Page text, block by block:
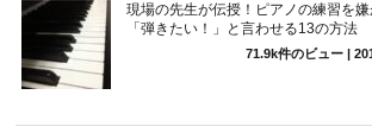
現場の先生が伝授！ピアノの練習を
「弾きたい！」と言わせる13の方法
71.9k件のビュー|